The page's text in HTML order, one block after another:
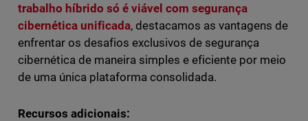
trabalho híbrido só é viável com segurança
cibernética unificada, destacamos as vantagens de
enfrentar os desafios exclusivos de segurança
cibernética de maneira simples e eficiente por meio
de uma única plataforma consolidada.
Recursos adicionais: